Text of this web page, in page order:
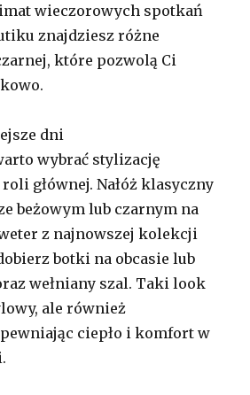
wieczorowych spotkań
znajdziesz różne
które pozwolą Ci
dni
wybrać stylizację
głównej. Nałóż klasyczny
beżowym lub czarnym na
z najnowszej kolekcji
botki na obcasie lub
wełniany szal. Taki look
ale również
ciepło i komfort w